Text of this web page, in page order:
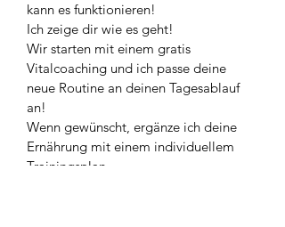
kann es funktionieren!
Ich zeige dir wie es geht!
Wir starten mit einem gratis
Vitalcoaching und ich passe deine
neue Routine an deinen Tagesablauf
an!
Wenn gewünscht, ergänze ich deine
Ernährung mit einem individuellem
Trainingsplan.